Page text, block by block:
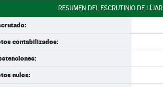
RESUMEN DEL ESCRUTINIO DE LÍJAR
contabilizados:
nulos: